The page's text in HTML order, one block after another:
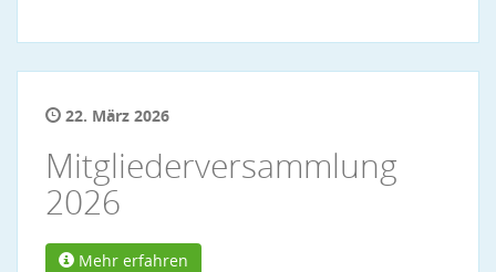
22. März 2026
Mitgliederversammlung
2026
Mehr erfahren